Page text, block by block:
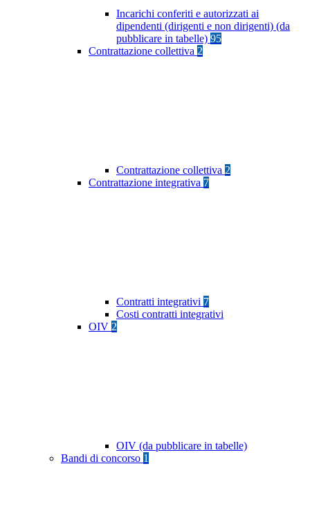
Incarichi conferiti e autorizzati ai
dipendenti (dirigenti e non dirigenti) (da
pubblicare in tabelle) 95
Contrattazione collettiva 2
Contrattazione collettiva 2
Contrattazione integrativa 7
Contratti integrativi 7
Costi contratti integrativi
OIV 2
OIV (da pubblicare in tabelle)
Bandi di concorso 1